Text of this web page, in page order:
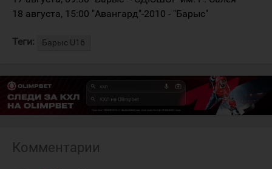
18 августа, 15:00 "Авангард"-2010 - "Барыс"
Теги: Барыс U16
Комментарии